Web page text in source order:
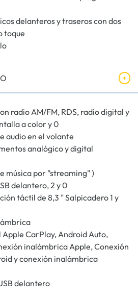
delanteros y traseros con dos
toque
radio AM/FM, RDS, radio digital y
a color y 0
audio en el volante
analógico y digital
música por "streaming" )
delantero, 2 y 0
táctil de 8,3 " Salpicadero 1 y
CarPlay, Android Auto,
inalámbrica Apple, Conexión
y conexión inalámbrica
delantero